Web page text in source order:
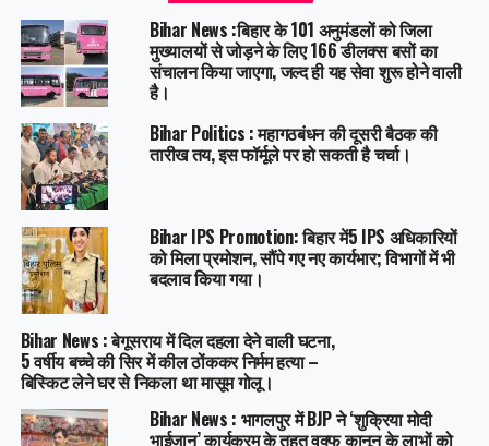
Bihar News :बिहार के 101 अनुमंडलों को जिला
मुख्यालयों से जोड़ने के लिए 166 डीलक्स बसों का
संचालन किया जाएगा, जल्द ही यह सेवा शुरू होने वाली
है।
Bihar Politics : महागठबंधन की दूसरी बैठक की
तारीख तय, इस फॉर्मूले पर हो सकती है चर्चा।
Bihar IPS Promotion: बिहार में5 IPS अधिकारियों
को मिला प्रमोशन, सौंपे गए नए कार्यभार; विभागों में भी
बदलाव किया गया।
Bihar News : बेगूसराय में दिल दहला देने वाली घटना,
5 वर्षीय बच्चे की सिर में कील ठोंककर निर्मम हत्या –
बिस्किट लेने घर से निकला था मासूम गोलू।
Bihar News : भागलपुर में BJP ने ‘शुक्रिया मोदी
भाईजान’ कार्यक्रम के तहत वक्फ कानून के लाभों को